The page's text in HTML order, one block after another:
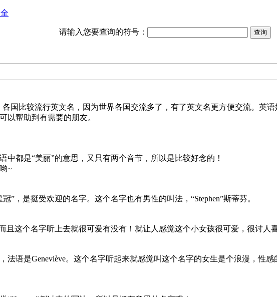
请输入您要查询的符号：
国比较流行英文名，因为世界各国交流多了，有了英文名更方便交流。英
以帮助到有需要的朋友。
都是“美丽”的意思，又只有两个音节，所以是比较好念的！
~
”，是挺受欢迎的名字。这个名字也有男性的叫法，“Stephen”斯蒂芬。
且这个名字听上去就很可爱有没有！就让人感觉这个小女孩很可爱，很讨人
语是Geneviève。这个名字听起来就感觉叫这个名字的女生是个浪漫，性